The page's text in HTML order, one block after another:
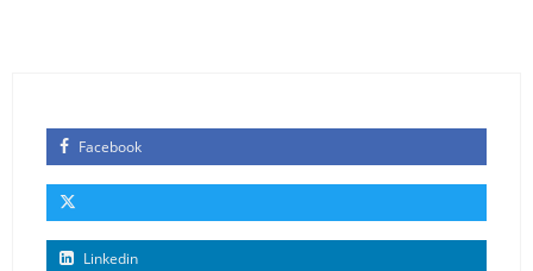
Facebook
Linkedin